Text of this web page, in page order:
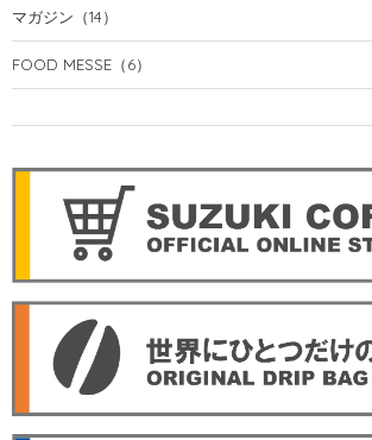
マガジン （14）
FOOD MESSE （6）